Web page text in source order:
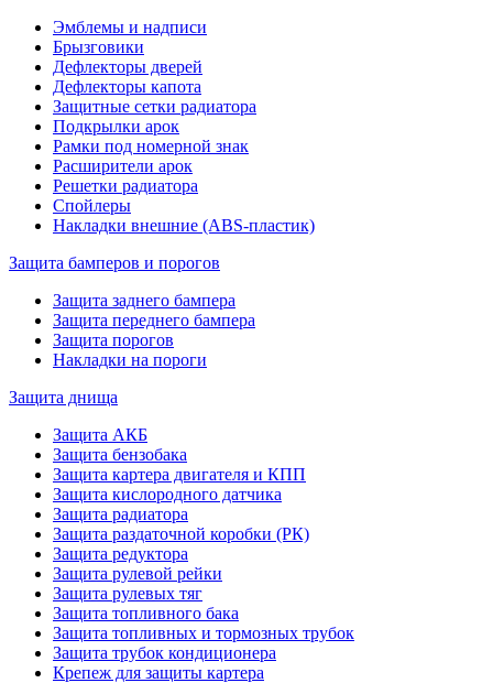
Эмблемы и надписи
Брызговики
Дефлекторы дверей
Дефлекторы капота
Защитные сетки радиатора
Подкрылки арок
Рамки под номерной знак
Расширители арок
Решетки радиатора
Спойлеры
Накладки внешние (ABS-пластик)
Защита бамперов и порогов
Защита заднего бампера
Защита переднего бампера
Защита порогов
Накладки на пороги
Защита днища
Защита АКБ
Защита бензобака
Защита картера двигателя и КПП
Защита кислородного датчика
Защита радиатора
Защита раздаточной коробки (РК)
Защита редуктора
Защита рулевой рейки
Защита рулевых тяг
Защита топливного бака
Защита топливных и тормозных трубок
Защита трубок кондиционера
Крепеж для защиты картера